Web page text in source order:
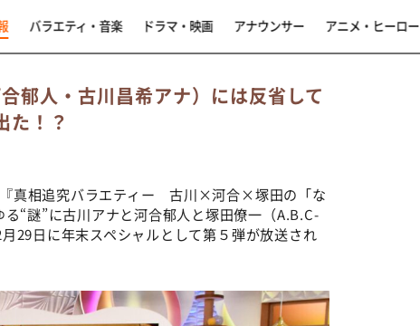
バラエティ・音楽 ドラマ・映画 アナウンサー アニメ・ヒーロー
郁人・古川昌希アナ）には反省して
た！？
『真相追究バラエティー 古川×河合×塚田の「な
“謎”に古川アナと河合郁人と塚田僚一（A.B.C-
29日に年末スペシャルとして第５弾が放送され